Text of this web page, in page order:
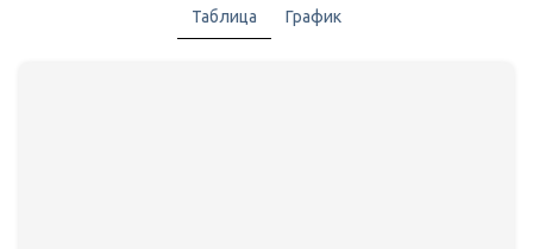
Таблица График